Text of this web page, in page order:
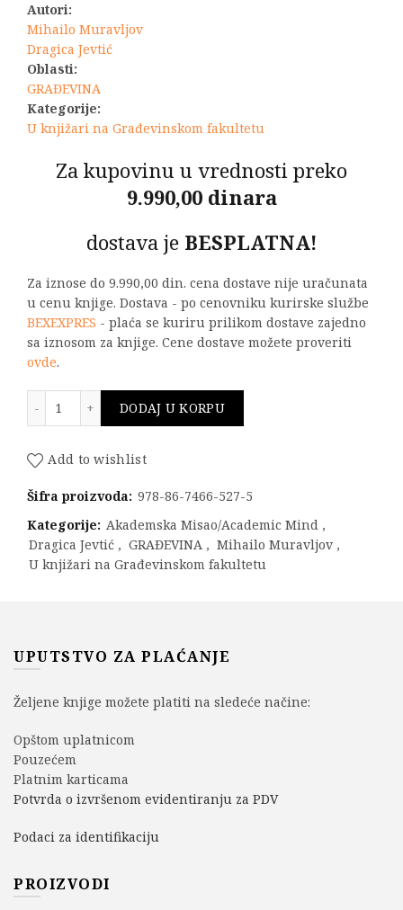
Autori:
Mihailo Muravljov
Dragica Jevtić
Oblasti:
GRAĐEVINA
Kategorije:
U knjižari na Građevinskom fakultetu
Za kupovinu u vrednosti preko
9.990,00 dinara
dostava je BESPLATNA!
Za iznose do 9.990,00 din. cena dostave nije uračunata
u cenu knjige. Dostava - po cenovniku kurirske službe
BEXEXPRES - plaća se kuriru prilikom dostave zajedno
sa iznosom za knjige. Cene dostave možete proveriti
ovde.
DODAJ U KORPU
Add to wishlist
Šifra proizvoda: 978-86-7466-527-5
Kategorije: Akademska Misao/Academic Mind ,
Dragica Jevtić , GRAĐEVINA , Mihailo Muravljov ,
U knjižari na Građevinskom fakultetu
UPUTSTVO ZA PLAĆANJE
Željene knjige možete platiti na sledeće načine:
Opštom uplatnicom
Pouzećem
Platnim karticama
Potvrda o izvršenom evidentiranju za PDV
Podaci za identifikaciju
PROIZVODI